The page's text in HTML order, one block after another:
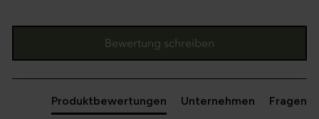
Bewertung schreiben
Produktbewertungen Unternehmen Fragen